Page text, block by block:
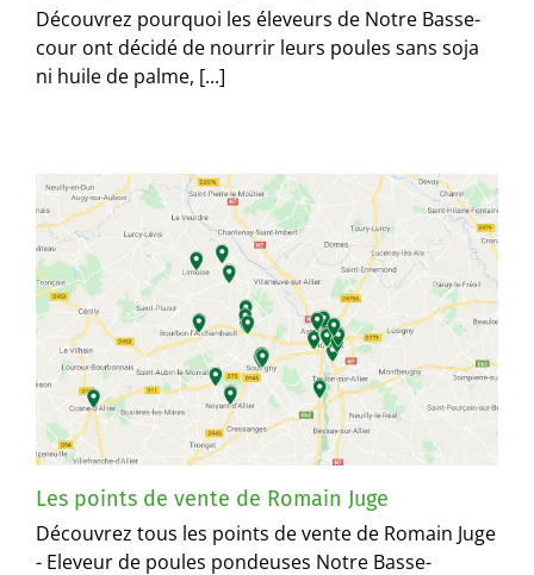
Découvrez pourquoi les éleveurs de Notre Basse-
cour ont décidé de nourrir leurs poules sans soja
ni huile de palme, [...]
Les points de vente de Romain Juge
Découvrez tous les points de vente de Romain Juge
- Eleveur de poules pondeuses Notre Basse-